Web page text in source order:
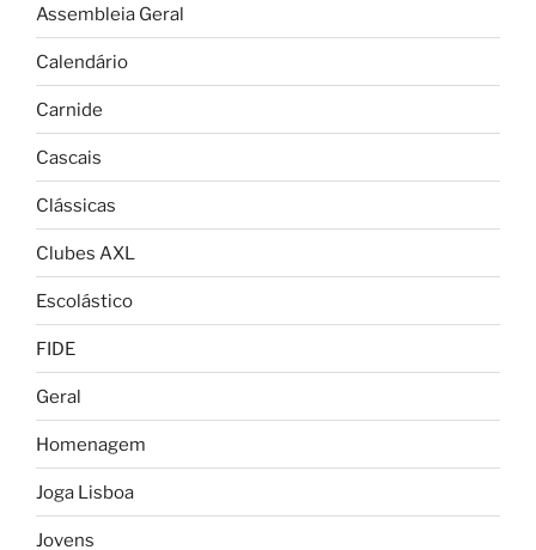
Assembleia Geral
Calendário
Carnide
Cascais
Clássicas
Clubes AXL
Escolástico
FIDE
Geral
Homenagem
Joga Lisboa
Jovens